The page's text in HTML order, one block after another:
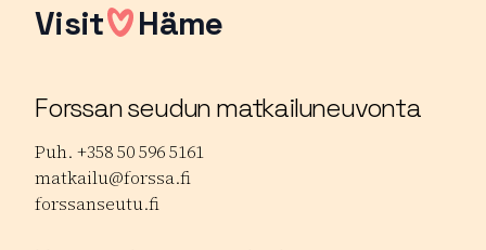
Visit Häme
Forssan seudun matkailuneuvonta
Puh. +358 50 596 5161
matkailu@forssa.fi
forssanseutu.fi